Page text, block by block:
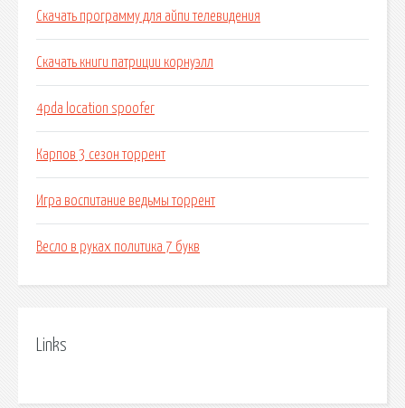
Скачать программу для айпи телевидения
Скачать книги патриции корнуэлл
4pda location spoofer
Карпов 3 сезон торрент
Игра воспитание ведьмы торрент
Весло в руках политика 7 букв
Links